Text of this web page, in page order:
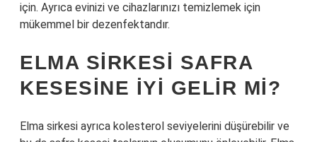
için. Ayrıca evinizi ve cihazlarınızı temizlemek için
mükemmel bir dezenfektandır.
ELMA SIRKESI SAFRA
KESESINE IYI GELIR MI?
Elma sirkesi ayrıca kolesterol seviyelerini düşürebilir ve